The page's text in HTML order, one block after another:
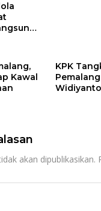
Kawal
KPK
akan dipublikasikan.